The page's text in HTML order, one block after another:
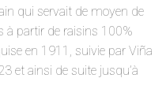
qui servait de moyen de
à partir de raisins 100%
en 1911, suivie par Viña
et ainsi de suite jusqu’à